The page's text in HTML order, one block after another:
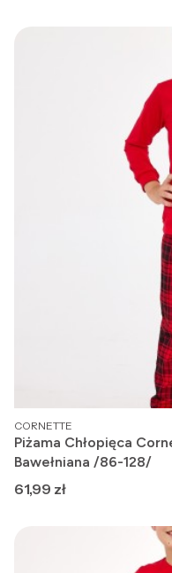
PRODUCENT
CORNETTE
Piżama Chłopięca
Bawełniana /86-128/
Cena
61,99 zł